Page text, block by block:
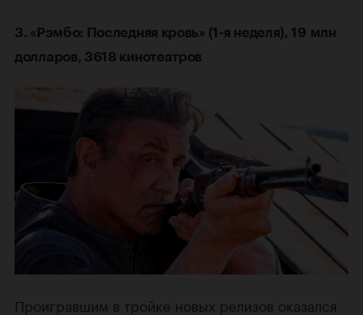
3. «Рэмбо: Последняя кровь» (1-я неделя), 19 млн
долларов, 3618 кинотеатров
Проигравшим в тройке новых релизов оказался